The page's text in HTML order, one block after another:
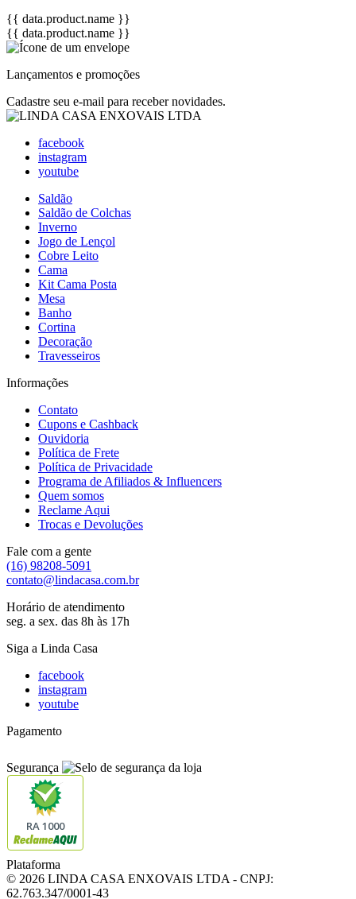
{{ data.product.name }}
{{ data.product.name }}
Lançamentos e promoções
Cadastre seu e-mail para receber novidades.
facebook
instagram
youtube
Saldão
Saldão de Colchas
Inverno
Jogo de Lençol
Cobre Leito
Cama
Kit Cama Posta
Mesa
Banho
Cortina
Decoração
Travesseiros
Informações
Contato
Cupons e Cashback
Ouvidoria
Política de Frete
Política de Privacidade
Programa de Afiliados & Influencers
Quem somos
Reclame Aqui
Trocas e Devoluções
Fale com a gente
(16) 98208-5091
contato@lindacasa.com.br
Horário de atendimento
seg. a sex. das 8h às 17h
Siga a Linda Casa
facebook
instagram
youtube
Pagamento
Segurança
RA 1000
Plataforma
© 2026 LINDA CASA ENXOVAIS LTDA - CNPJ:
62.763.347/0001-43